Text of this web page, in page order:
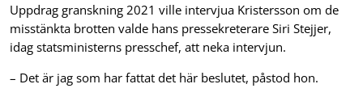
Uppdrag granskning 2021 ville intervjua Kristersson om de
misstänkta brotten valde hans pressekreterare Siri Stejjer,
idag statsministerns presschef, att neka intervjun.
– Det är jag som har fattat det här beslutet, påstod hon.